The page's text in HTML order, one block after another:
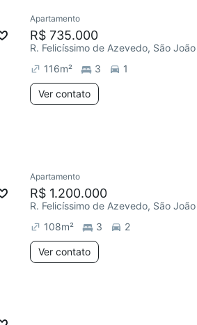
Redecorar
Apartamento
R$ 735.000
R. Felicíssimo de Azevedo, São João
116m² 3 1
Ver contato
Apartamento
R$ 1.200.000
R. Felicíssimo de Azevedo, São João
108m² 3 2
Ver contato